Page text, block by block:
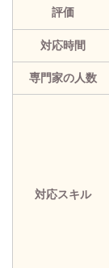
評価
対応時間
専門家の人数
対応スキル